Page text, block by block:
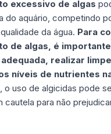
excessivo de algas
do aquário, competindo
da água. Para
de algas, é
adequada, realizar
níveis de nutrientes
o uso de algicidas pode
cautela para não